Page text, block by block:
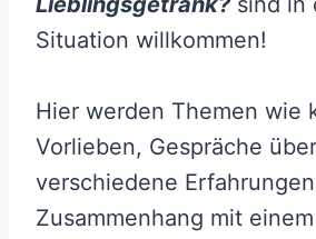
Situation willkommen!
Hier werden Themen wie
Vorlieben, Gespräche über
verschiedene
Zusammenhang mit